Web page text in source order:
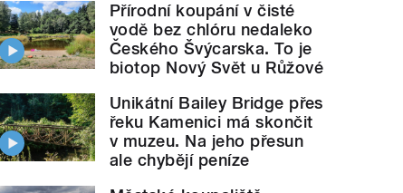
Přírodní koupání v čisté
vodě bez chlóru nedaleko
Českého Švýcarska. To je
biotop Nový Svět u Růžové
Unikátní Bailey Bridge přes
řeku Kamenici má skončit
v muzeu. Na jeho přesun
ale chybějí peníze